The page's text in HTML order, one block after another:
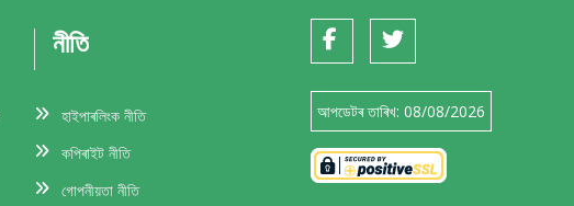
নীতি
হাইপাৰলিংক নীতি
কপিৰাইট নীতি
গোপনীয়তা নীতি
আপডেটৰ তাৰিখ: 08/08/2026